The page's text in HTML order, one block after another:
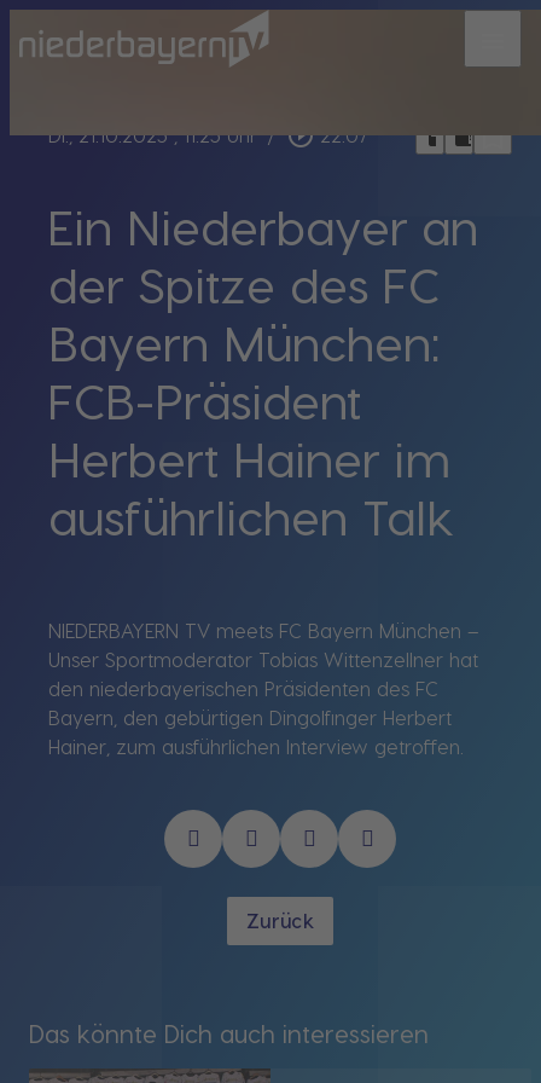
Di., 21.10.2025, 11:25 Uhr / play_circle_outline 22:07 headphoneschrome_reader_modebookmark_border
Ein Niederbayer an
der Spitze des FC
Bayern München:
FCB-Präsident
Herbert Hainer im
ausführlichen Talk
NIEDERBAYERN TV meets FC Bayern München –
Unser Sportmoderator Tobias Wittenzellner hat
den niederbayerischen Präsidenten des FC
Bayern, den gebürtigen Dingolfinger Herbert
Hainer, zum ausführlichen Interview getroffen.
Zurück
Das könnte Dich auch interessieren